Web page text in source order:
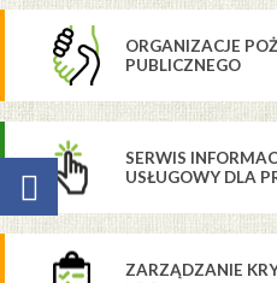
ORGANIZACJE
PUBLICZNEGO
SERWIS
USŁUGOWY DLA
ZARZĄDZANIE